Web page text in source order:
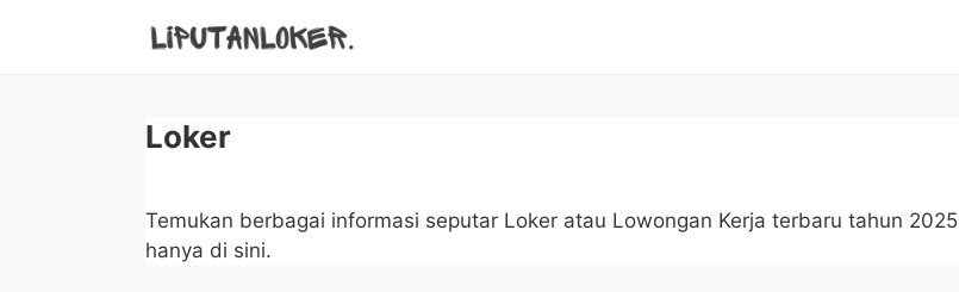
Loker
Temukan berbagai informasi seputar Loker atau Lowongan Kerja terbaru tahun 2025
hanya di sini.